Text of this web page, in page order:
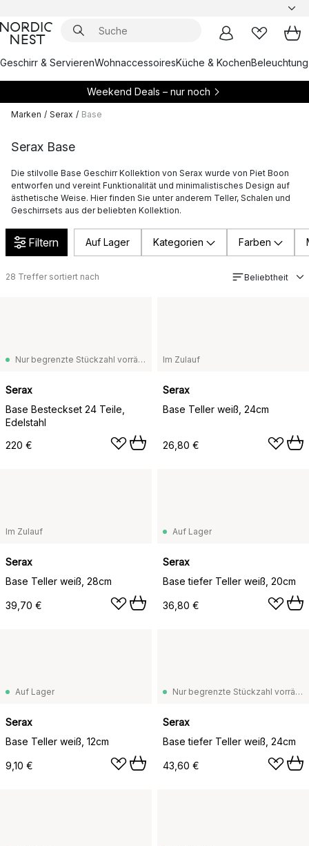
Geschirr & ServierenWohnaccessoiresKüche & KochenBeleuchtung
Weekend Deals – nur noch
Marken / Serax / Base
Serax Base
Die stilvolle Base Geschirr Kollektion von Serax wurde von Piet Boon
entworfen und vereint Funktionalität und minimalistisches Design auf
ästhetische Weise. Hier finden Sie unter anderem Teller, Schalen und
Geschirrsets aus der beliebten Kollektion.
Filtern Auf Lager Kategorien Farben
28 Treffer sortiert nach Beliebtheit
Nur begrenzte Stückzahl vorrätig
Serax
Base Besteckset 24 Teile,
Edelstahl
220 €
Im Zulauf
Serax
Base Teller weiß, 24cm
26,80 €
Im Zulauf
Serax
Base Teller weiß, 28cm
39,70 €
Auf Lager
Serax
Base tiefer Teller weiß, 20cm
36,80 €
Auf Lager
Serax
Base Teller weiß, 12cm
9,10 €
Nur begrenzte Stückzahl vorrätig
Serax
Base tiefer Teller weiß, 24cm
43,60 €